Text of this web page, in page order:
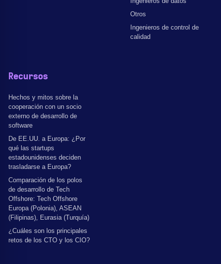
Otros
Ingenieros de control de
calidad
Recursos
Hechos y mitos sobre la
cooperación con un socio
externo de desarrollo de
software
De EE.UU. a Europa: ¿Por
qué las startups
estadounidenses deciden
trasladarse a Europa?
Comparación de los polos
de desarrollo de Tech
Offshore: Tech Offshore
Europa (Polonia), ASEAN
(Filipinas), Eurasia (Turquía)
¿Cuáles son los principales
retos de los CTO y los CIO?